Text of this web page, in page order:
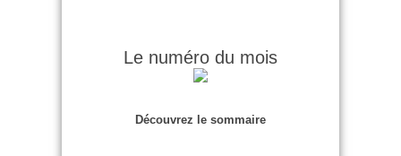
Le numéro du mois
Découvrez le sommaire